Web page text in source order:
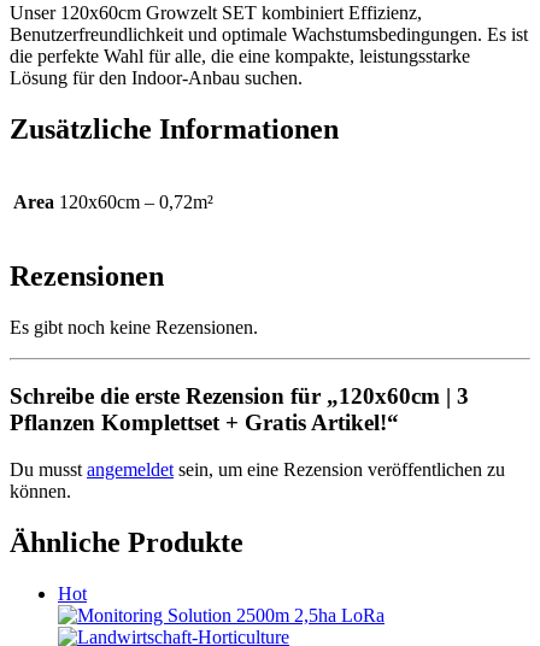
Unser 120x60cm Growzelt SET kombiniert Effizienz,
Benutzerfreundlichkeit und optimale Wachstumsbedingungen. Es ist
die perfekte Wahl für alle, die eine kompakte, leistungsstarke
Lösung für den Indoor-Anbau suchen.
Zusätzliche Informationen
Area 120x60cm – 0,72m²
Rezensionen
Es gibt noch keine Rezensionen.
Schreibe die erste Rezension für „120x60cm | 3
Pflanzen Komplettset + Gratis Artikel!“
Du musst angemeldet sein, um eine Rezension veröffentlichen zu
können.
Ähnliche Produkte
Hot